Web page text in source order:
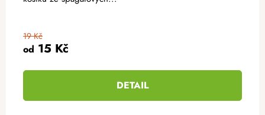
od 15 Kč
19 Kč
DETAIL